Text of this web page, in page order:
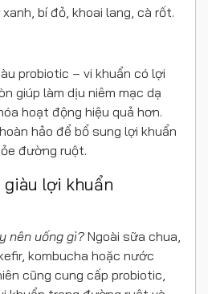
bí đỏ, khoai lang, cà rốt.
probiotic – vi khuẩn có lợi
giúp làm dịu niêm mạc dạ
hoạt động hiệu quả hơn.
hảo để bổ sung lợi khuẩn
đường ruột.
giàu lợi khuẩn
nên uống gì? Ngoài sữa chua,
kombucha hoặc nước
cũng cung cấp probiotic,